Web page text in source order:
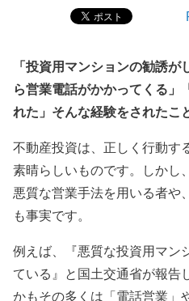
「投資用マンションの勧誘
ら営業電話がかかってくる」
れた」そんな経験をされたこ
不動産投資は、正しく行動す
素晴らしいものです。しかし
悪質な営業手法を用いる者や
も事実です。
例えば、『悪質な投資用マン
ている』と国土交通省が報告
かもその多くは「電話営業」